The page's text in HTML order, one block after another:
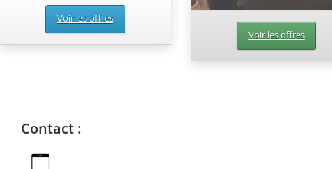
Voir les offres
Voir les offres
Contact :